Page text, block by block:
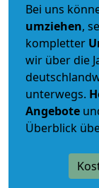
Bei uns
umziehen,
kompletter
wir über die
unterwegs.
Angebote
Überblick